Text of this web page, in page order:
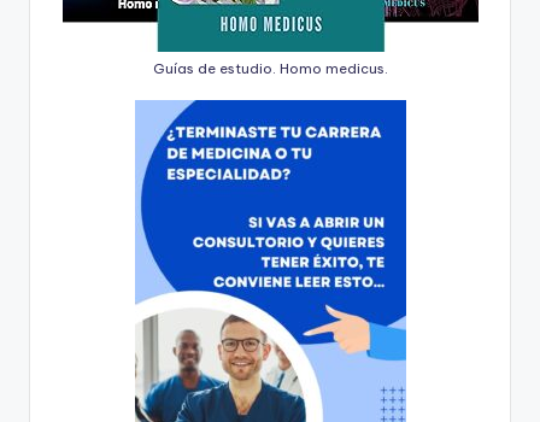
Guías de estudio. Homo medicus.